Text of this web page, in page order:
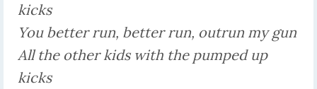
kicks
You better run, better run, outrun my gun
All the other kids with the pumped up
kicks